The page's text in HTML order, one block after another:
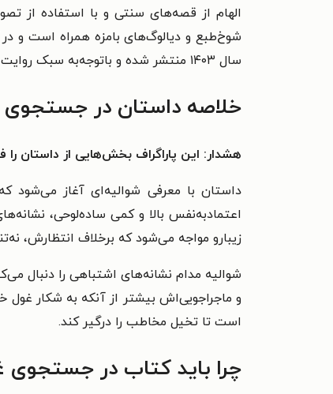
الهام از قصه‌های سنتی و با استفاده از
شوخ‌طبع و دیالوگ‌های بامزه همراه است و در
سال ۱۴۰۳ منتشر شده و باتوجه‌به سبک روایت و تصویرگری، برای علاقه‌مندان به داستان‌های تصویری و کمیک جذابیت دارد.
خلاصه داستان در
هشدار: این پاراگراف بخش‌هایی از داستان
داستان با معرفی شوالیه‌ای آغاز می‌شود
اعتمادبه‌نفس بالا و کمی ساده‌لوحی،
زیبارو مواجه می‌شود که برخلاف انتظارش،
شوالیه مدام نشانه‌های اشتباهی را دنبال
و ماجراجویی‌اش بیشتر از آنکه به شکار
است تا تخیل مخاطب را درگیر کند.
چرا باید کتاب در جستجوی